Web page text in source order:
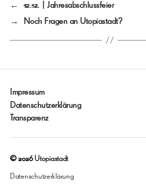
← 12.12. | Jahresabschlussfeier
→
Noch Fragen an Utopiastadt?
Impressum
Datenschutzerklärung
Transparenz
© 2026Utopiastadt
Datenschutzerklärung